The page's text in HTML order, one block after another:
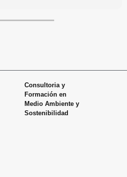
Consultoria y
Formación en
Medio Ambiente y
Sostenibilidad